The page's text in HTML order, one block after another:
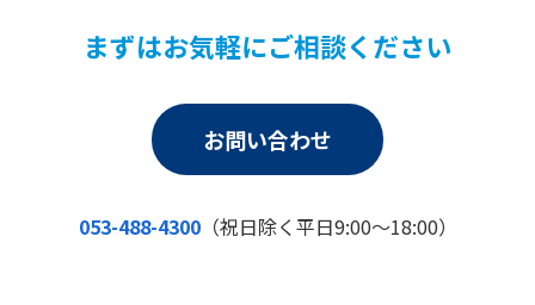
まずはお気軽にご相談ください
お問い合わせ
053-488-4300（祝日除く平日9:00～18:00）